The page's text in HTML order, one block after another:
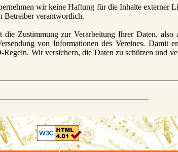
wir keine Haftung für die Inhalte externer
Betreiber verantwortlich.
die Zustimmung zur Verarbeitung Ihrer Daten, also
von Informationen des Vereines. Damit
Wir versichern, die Daten zu schützen und